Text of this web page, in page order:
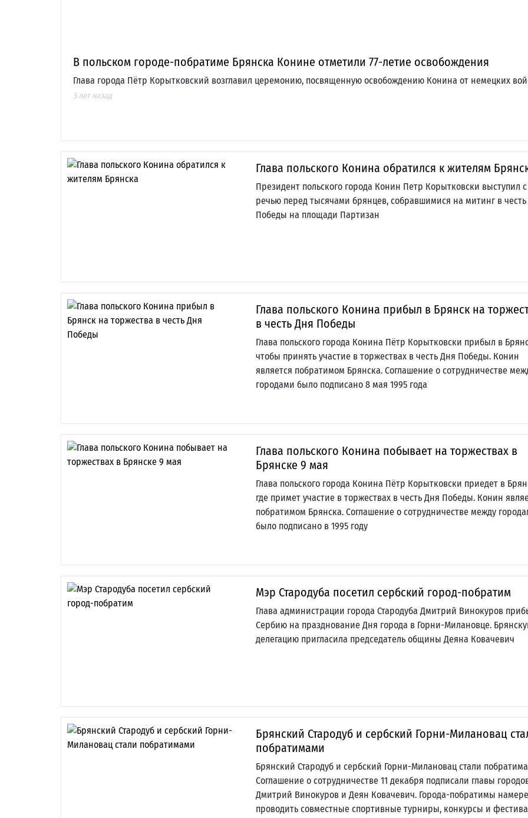
В польском городе-побратиме Брянска Конине отметили 77-летие освобождения
Глава города Пётр Корытковский возглавил церемонию, посвященную освобождению Конина от немецких
5 лет назад
Глава польского Конина обратился к жителям
Президент польского города Конин Петр Корытковски выступил с
речью перед тысячами брянцев, собравшимися на митинг в
Победы на площади Партизан
Глава польского Конина прибыл в Брянск на
в честь Дня Победы
Глава польского города Конина Пётр Корытковски прибыл в
чтобы принять участие в торжествах в честь Дня Победы. Конин
является побратимом Брянска. Соглашение о сотрудничестве
городами было подписано 8 мая 1995 года
Глава польского Конина побывает на торжествах в
Брянске 9 мая
Глава польского города Конина Пётр Корытковски приедет в
где примет участие в торжествах в честь Дня Победы. Конин
побратимом Брянска. Соглашение о сотрудничестве между
было подписано в 1995 году
Мэр Стародуба посетил сербский город-побратим
Глава администрации города Стародуба Дмитрий Винокуров
Сербию на празднование Дня города в Горни-Милановце.
делегацию пригласила председатель общины Деяна Ковачевич
Брянский Стародуб и сербский Горни-Милановац
побратимами
Брянский Стародуб и сербский Горни-Милановац стали
Соглашение о сотрудничестве 11 декабря подписали главы
Дмитрий Винокуров и Деян Ковачевич. Города-побратимы
проводить совместные спортивные турниры, конкурсы и